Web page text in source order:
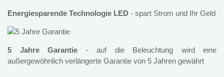
Energiesparende Technologie LED - spart Strom und Ihr Geld
5 Jahre Garantie - auf die Beleuchtung wird eine
außergewöhnlich verlängerte Garantie von 5 Jahren gewährt